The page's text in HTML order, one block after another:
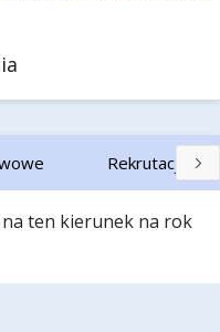
Rekrutacja
ten kierunek na rok